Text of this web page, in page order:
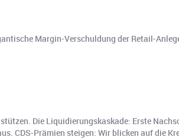
Margin-Verschuldung der Retail-
Die Liquidierungskaskade: Erste
CDS-Prämien steigen: Wir blicken auf die